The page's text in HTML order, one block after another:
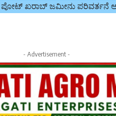
ಪೋಟ್ ಖರಾಬ್ ಜಮೀನು ಪರಿವರ್ತನೆ
- Advertisement -